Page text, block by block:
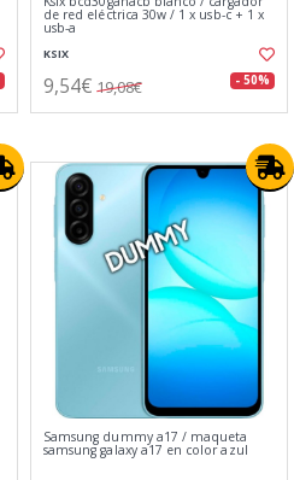
de red eléctrica 30w / 1 x usb-c + 1 x
usb-a
KSIX
9,54€ 19,08€ - 50%
Samsung dummy a17 / maqueta
samsung galaxy a17 en color azul